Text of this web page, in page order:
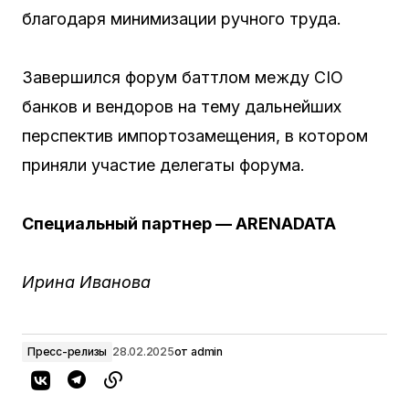
благодаря минимизации ручного труда.
Завершился форум баттлом между CIO
банков и вендоров на тему дальнейших
перспектив импортозамещения, в котором
приняли участие делегаты форума.
Специальный партнер — ARENADATA
Ирина Иванова
Пресс-релизы 28.02.2025от admin